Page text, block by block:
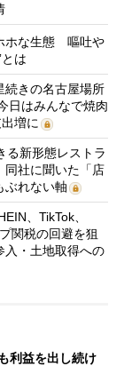
ホな生態 嘔吐や
は
続きの名古屋場所
日はみんなで焼肉
増に
る新形態レストラ
社に聞いた「店
ぶれない軸
、TikTok、
関税の回避を狙
・土地取得への
利益を出し続け